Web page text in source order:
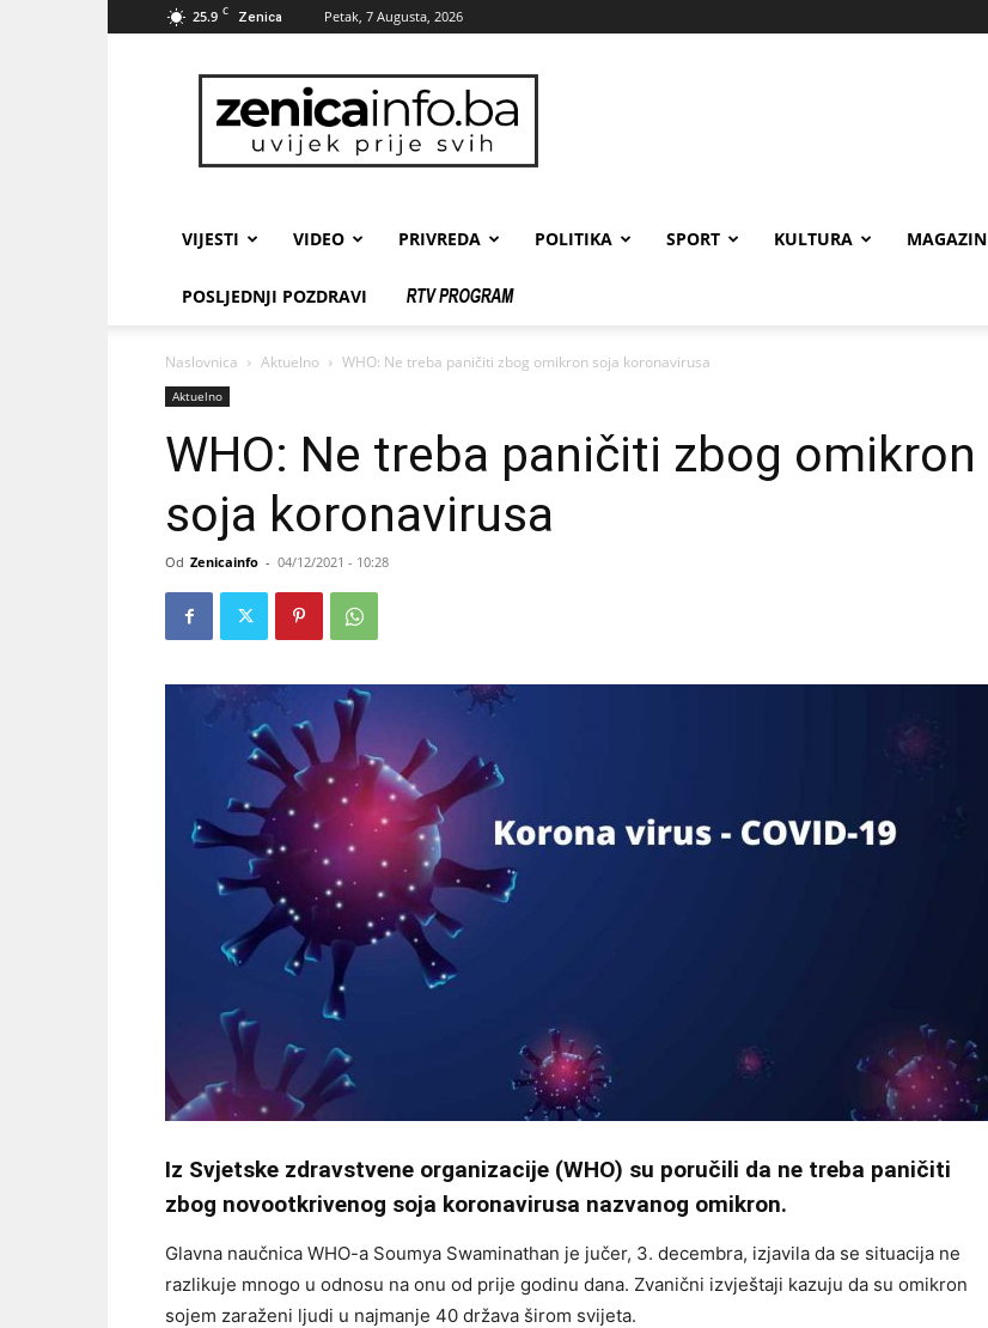
25.9 C Zenica Petak, 7 Augusta, 2026
zenicainfo.ba
VIJESTI VIDEO PRIVREDA POLITIKA SPORT KULTURA MAGAZIN
POSLJEDNJI POZDRAVI
Naslovnica Aktuelno WHO: Ne treba paničiti zbog omikron soja koronavirusa
Aktuelno
WHO: Ne treba paničiti zbog omikron
soja koronavirusa
Od Zenicainfo - 04/12/2021 - 10:28
Iz Svjetske zdravstvene organizacije (WHO) su poručili da ne treba paničiti
zbog novootkrivenog soja koronavirusa nazvanog omikron.
Glavna naučnica WHO-a Soumya Swaminathan je jučer, 3. decembra, izjavila da se situacija ne
razlikuje mnogo u odnosu na onu od prije godinu dana. Zvanični izvještaji kazuju da su omikron
sojem zaraženi ljudi u najmanje 40 država širom svijeta.